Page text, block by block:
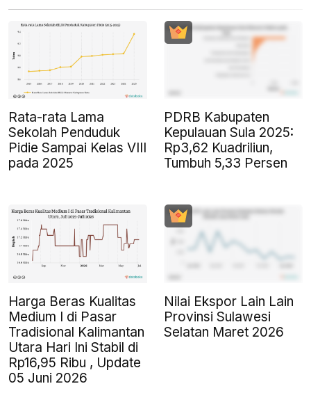
Rata-rata Lama
Sekolah Penduduk
Pidie Sampai Kelas VIII
pada 2025
PDRB Kabupaten
Kepulauan Sula 2025:
Rp3,62 Kuadriliun,
Tumbuh 5,33 Persen
Harga Beras Kualitas
Medium I di Pasar
Tradisional Kalimantan
Utara Hari Ini Stabil di
Rp16,95 Ribu , Update
05 Juni 2026
Nilai Ekspor Lain Lain
Provinsi Sulawesi
Selatan Maret 2026